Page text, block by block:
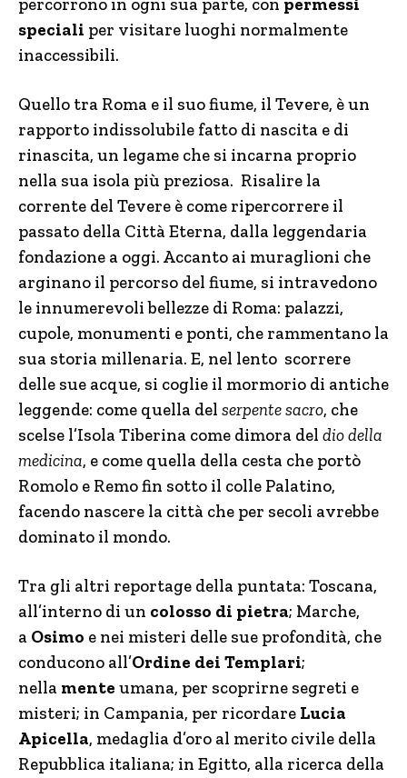
speciali per visitare luoghi normalmente
inaccessibili.
Quello tra Roma e il suo fiume, il Tevere, è un
rapporto indissolubile fatto di nascita e di
rinascita, un legame che si incarna proprio
nella sua isola più preziosa. Risalire la
corrente del Tevere è come ripercorrere il
passato della Città Eterna, dalla leggendaria
fondazione a oggi. Accanto ai muraglioni che
arginano il percorso del fiume, si intravedono
le innumerevoli bellezze di Roma: palazzi,
cupole, monumenti e ponti, che rammentano la
sua storia millenaria. E, nel lento scorrere
delle sue acque, si coglie il mormorio di antiche
leggende: come quella del serpente sacro, che
scelse l’Isola Tiberina come dimora del dio della
medicina, e come quella della cesta che portò
Romolo e Remo fin sotto il colle Palatino,
facendo nascere la città che per secoli avrebbe
dominato il mondo.
Tra gli altri reportage della puntata: Toscana,
all’interno di un colosso di pietra; Marche,
a Osimo e nei misteri delle sue profondità, che
conducono all’Ordine dei Templari;
nella mente umana, per scoprirne segreti e
misteri; in Campania, per ricordare Lucia
Apicella, medaglia d’oro al merito civile della
Repubblica italiana; in Egitto, alla ricerca della